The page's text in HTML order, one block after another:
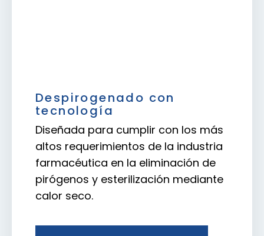
Despirogenado con
tecnología
Diseñada para cumplir con los más
altos requerimientos de la industria
farmacéutica en la eliminación de
pirógenos y esterilización mediante
calor seco.